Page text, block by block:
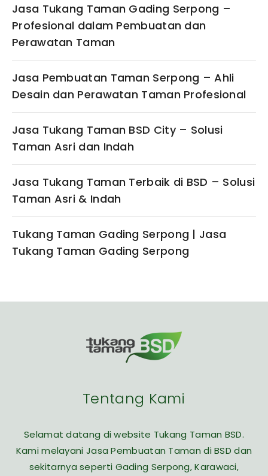
Jasa Tukang Taman Gading Serpong –
Profesional dalam Pembuatan dan
Perawatan Taman
Jasa Pembuatan Taman Serpong – Ahli
Desain dan Perawatan Taman Profesional
Jasa Tukang Taman BSD City – Solusi
Taman Asri dan Indah
Jasa Tukang Taman Terbaik di BSD – Solusi
Taman Asri & Indah
Tukang Taman Gading Serpong | Jasa
Tukang Taman Gading Serpong
Tentang Kami
Selamat datang di website Tukang Taman BSD.
Kami melayani Jasa Pembuatan Taman di BSD dan
sekitarnya seperti Gading Serpong, Karawaci,